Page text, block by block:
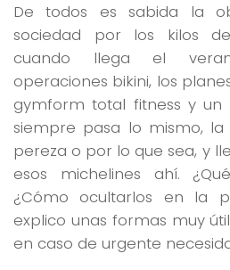
De todos es sabida la
sociedad por los kilos
cuando llega el
operaciones bikini, los
gymform total fitness y un
siempre pasa lo mismo,
pereza o por lo que sea, y
esos michelines ahí.
¿Cómo ocultarlos en la
explico unas formas muy
en caso de urgente